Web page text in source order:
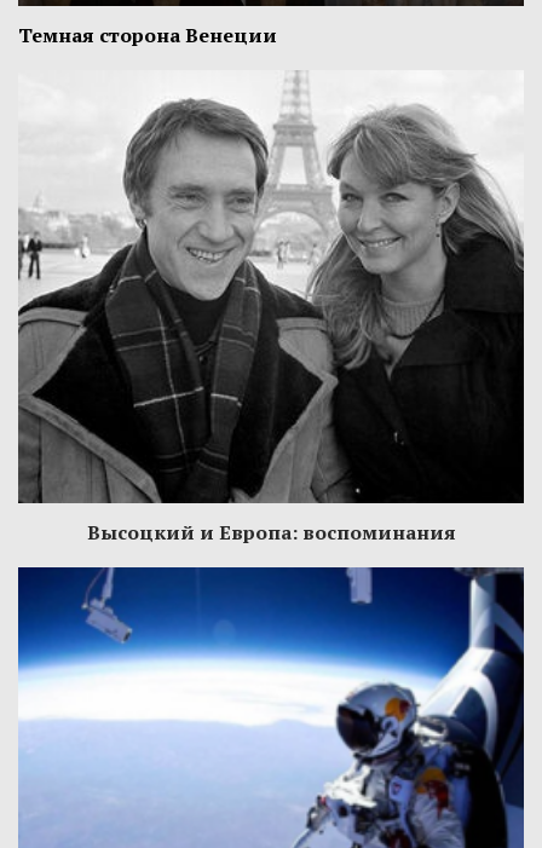
Темная сторона Венеции
Высоцкий и Европа: воспоминания